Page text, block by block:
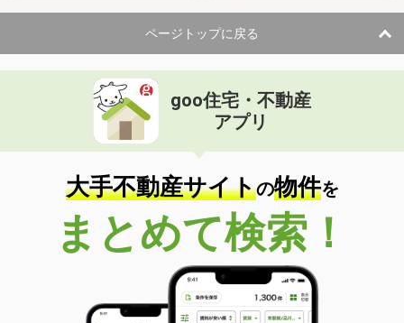
ページトップに戻る
goo住宅・不動産
アプリ
大手不動産サイトの物件を
まとめて検索！